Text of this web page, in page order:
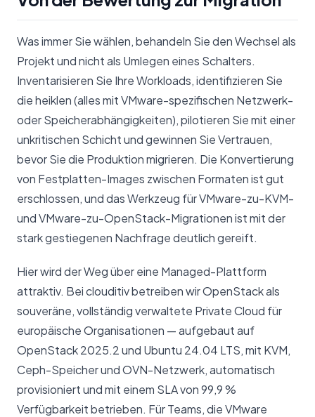
Was immer Sie wählen, behandeln Sie den Wechsel als
Projekt und nicht als Umlegen eines Schalters.
Inventarisieren Sie Ihre Workloads, identifizieren Sie
die heiklen (alles mit VMware-spezifischen Netzwerk-
oder Speicherabhängigkeiten), pilotieren Sie mit einer
unkritischen Schicht und gewinnen Sie Vertrauen,
bevor Sie die Produktion migrieren. Die Konvertierung
von Festplatten-Images zwischen Formaten ist gut
erschlossen, und das Werkzeug für VMware-zu-KVM-
und VMware-zu-OpenStack-Migrationen ist mit der
stark gestiegenen Nachfrage deutlich gereift.
Hier wird der Weg über eine Managed-Plattform
attraktiv. Bei clouditiv betreiben wir OpenStack als
souveräne, vollständig verwaltete Private Cloud für
europäische Organisationen — aufgebaut auf
OpenStack 2025.2 und Ubuntu 24.04 LTS, mit KVM,
Ceph-Speicher und OVN-Netzwerk, automatisch
provisioniert und mit einem SLA von 99,9 %
Verfügbarkeit betrieben. Für Teams, die VMware